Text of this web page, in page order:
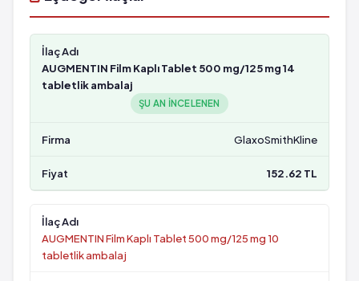
AUGMENTIN Film Kaplı Tablet 500 mg/125 mg 14
tabletlik ambalaj
ŞU AN INCELENEN
GlaxoSmithKline
152.62 TL
AUGMENTIN Film Kaplı Tablet 500 mg/125 mg 10
tabletlik ambalaj